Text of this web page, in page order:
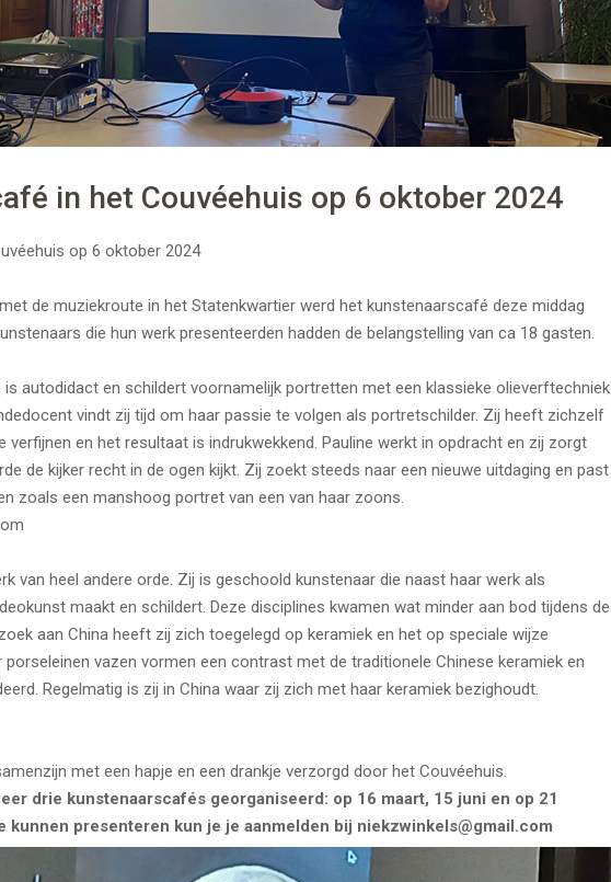
in het Couvéehuis op 6 oktober 2024
op 6 oktober 2024
de muziekroute in het Statenkwartier werd het kunstenaarscafé deze middag
die hun werk presenteerden hadden de belangstelling van ca 18 gasten.
is autodidact en schildert voornamelijk portretten met een klassieke olieverftechniek.
vindt zij tijd om haar passie te volgen als portretschilder. Zij heeft zichzelf
verfijnen en het resultaat is indrukwekkend. Pauline werkt in opdracht en zij zorgt
de kijker recht in de ogen kijkt. Zij zoekt steeds naar een nieuwe uitdaging en past
zoals een manshoog portret van een van haar zoons.
van heel andere orde. Zij is geschoold kunstenaar die naast haar werk als
maakt en schildert. Deze disciplines kwamen wat minder aan bod tijdens de
aan China heeft zij zich toegelegd op keramiek en het op speciale wijze
porseleinen vazen vormen een contrast met de traditionele Chinese keramiek en
Regelmatig is zij in China waar zij zich met haar keramiek bezighoudt.
met een hapje en een drankje verzorgd door het Couvéehuis.
drie kunstenaarscafés georganiseerd: op 16 maart, 15 juni en op 21
kunnen presenteren kun je je aanmelden bij niekzwinkels@gmail.com